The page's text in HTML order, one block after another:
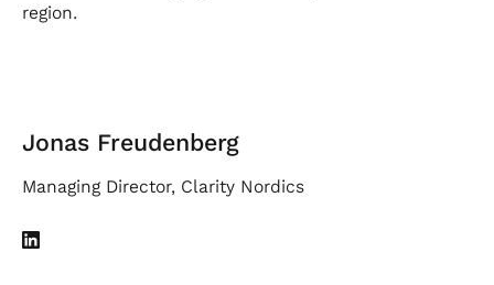
region.
Jonas Freudenberg
Managing Director, Clarity Nordics